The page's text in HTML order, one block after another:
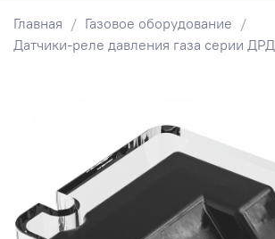
Главная
Газовое оборудование
Датчики-реле давления газа серии ДРД